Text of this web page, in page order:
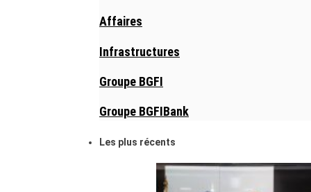
Affaires
Infrastructures
Groupe BGFI
Groupe BGFIBank
Les plus récents